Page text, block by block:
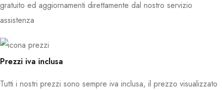
gratuito ed aggiornamenti direttamente dal nostro servizio
assistenza
Prezzi iva inclusa
Tutti i nostri prezzi sono sempre iva inclusa, il prezzo visualizzato